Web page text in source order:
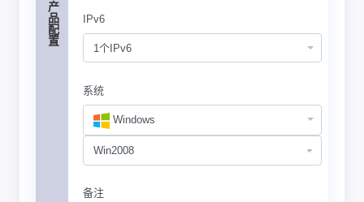
产品配置 IPv6
1个IPv6
系统
Windows
备注